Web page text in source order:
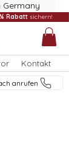
Germany
Kontakt
anrufen
Rabatt sichern!